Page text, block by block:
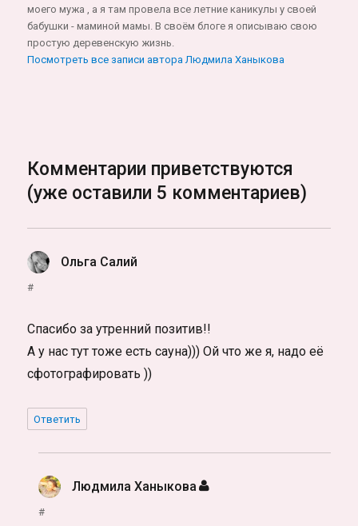
моего мужа , а я там провела все летние каникулы у своей
бабушки - маминой мамы. В своём блоге я описываю свою
простую деревенскую жизнь.
Посмотреть все записи автора Людмила Ханыкова
Комментарии приветствуются
(уже оставили 5 комментариев)
Ольга Салий
#
Спасибо за утренний позитив!!
А у нас тут тоже есть сауна))) Ой что же я, надо её
сфотографировать ))
Ответить
Людмила Ханыкова :
#